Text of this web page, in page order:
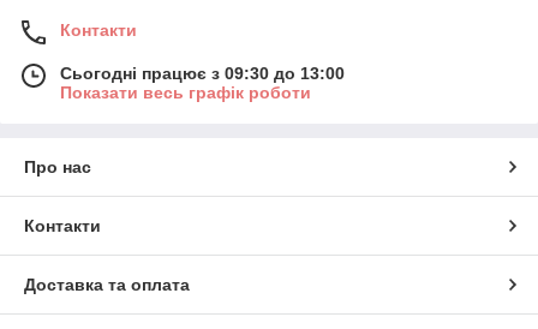
Контакти
Сьогодні працює з 09:30 до 13:00
Показати весь графік роботи
Про нас
Контакти
Доставка та оплата